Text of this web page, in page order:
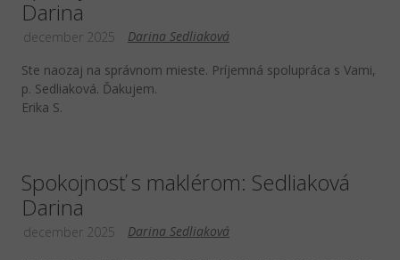
Darina
Darina Sedliaková
december 2025
Ste naozaj na správnom mieste. Príjemná spolupráca s Vami,
p. Sedliaková. Ďakujem.
Erika S.
Spokojnosť s maklérom: Sedliaková
Darina
Darina Sedliaková
december 2025